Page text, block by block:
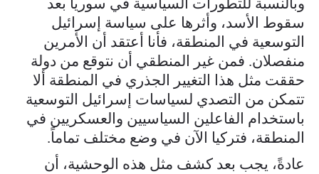
سقوط الأسد، وأثرها على سياسة إسرائيل
التوسعية في المنطقة، فأنا أعتقد أن الأمرين
منفصلان. فمن غير المنطقي أن نتوقع من دولة
حققت مثل هذا التغيير الجذري في المنطقة ألا
تتمكن من التصدي لسياسات إسرائيل التوسعية
باستخدام الفاعلين السياسيين والعسكريين في
المنطقة، فتركيا الآن في وضع مختلف تماماً.
عادةً، يجب بعد كشف مثل هذه الوحشية، أن